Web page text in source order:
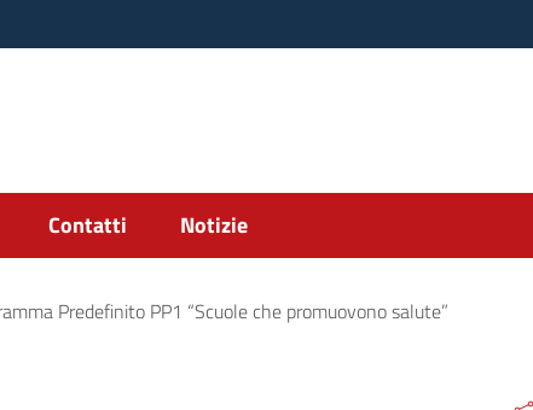
Contatti Notizie
Predefinito PP1 “Scuole che promuovono salute”